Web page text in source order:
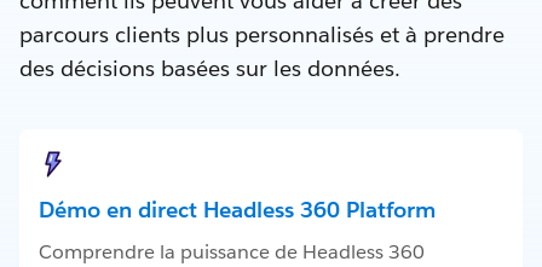
parcours clients plus personnalisés et à prendre
des décisions basées sur les données.
Démo en direct Headless 360 Platform
Comprendre la puissance de Headless 360